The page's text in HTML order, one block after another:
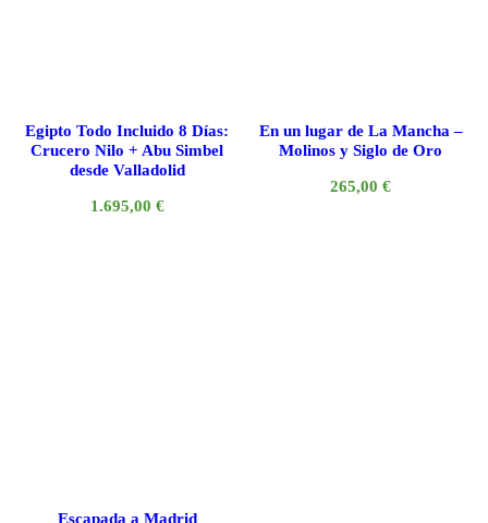
Egipto Todo Incluido 8 Días:
Crucero Nilo + Abu Simbel
desde Valladolid
1.695,00 €
En un lugar de La Mancha –
Molinos y Siglo de Oro
265,00€
Escapada a Madrid